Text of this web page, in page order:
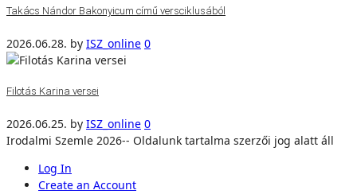
Takács Nándor Bakonyicum című versciklusából
2026.06.28. by ISZ_online 0
Filotás Karina versei
2026.06.25. by ISZ_online 0
Irodalmi Szemle 2026-- Oldalunk tartalma szerzői jog alatt áll
Log In
Create an Account